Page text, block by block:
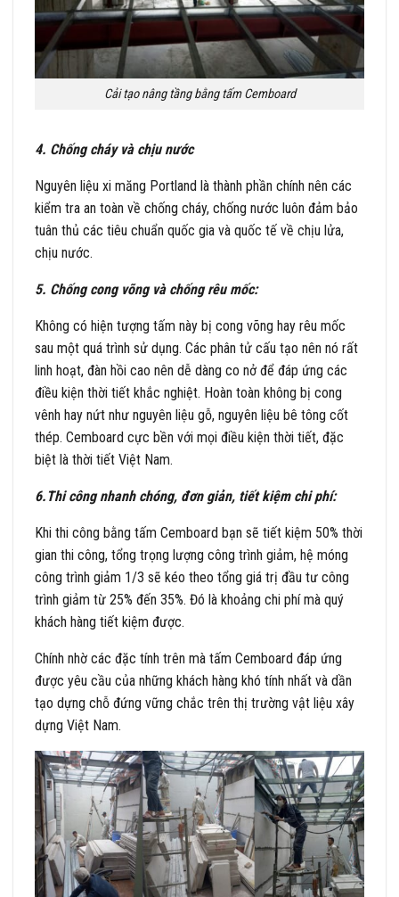
Cải tạo nâng tầng bằng tấm Cemboard
4. Chống cháy và chịu nước
Nguyên liệu xi măng Portland là thành phần chính nên các
kiểm tra an toàn về chống cháy, chống nước luôn đảm bảo
tuân thủ các tiêu chuẩn quốc gia và quốc tế về chịu lửa,
chịu nước.
5. Chống cong võng và chống rêu mốc:
Không có hiện tượng tấm này bị cong võng hay rêu mốc
sau một quá trình sử dụng. Các phân tử cấu tạo nên nó rất
linh hoạt, đàn hồi cao nên dễ dàng co nở để đáp ứng các
điều kiện thời tiết khắc nghiệt. Hoàn toàn không bị cong
vênh hay nứt như nguyên liệu gỗ, nguyên liệu bê tông cốt
thép. Cemboard cực bền với mọi điều kiện thời tiết, đặc
biệt là thời tiết Việt Nam.
6.Thi công nhanh chóng, đơn giản, tiết kiệm chi phí:
Khi thi công bằng tấm Cemboard bạn sẽ tiết kiệm 50% thời
gian thi công, tổng trọng lượng công trình giảm, hệ móng
công trình giảm 1/3 sẽ kéo theo tổng giá trị đầu tư công
trình giảm từ 25% đến 35%. Đó là khoảng chi phí mà quý
khách hàng tiết kiệm được.
Chính nhờ các đặc tính trên mà tấm Cemboard đáp ứng
được yêu cầu của những khách hàng khó tính nhất và dần
tạo dựng chỗ đứng vững chắc trên thị trường vật liệu xây
dựng Việt Nam.